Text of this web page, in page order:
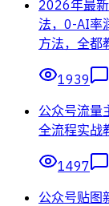
2026年最
法，0-AI率
方法，全都
1939
公众号流量
全流程实战
1497
公众号贴图